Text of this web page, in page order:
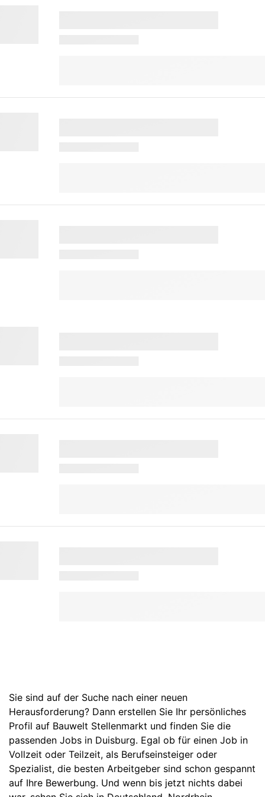
Sie sind auf der Suche nach einer neuen
Herausforderung? Dann erstellen Sie Ihr persönliches
Profil auf Bauwelt Stellenmarkt und finden Sie die
passenden Jobs in Duisburg. Egal ob für einen Job in
Vollzeit oder Teilzeit, als Berufseinsteiger oder
Spezialist, die besten Arbeitgeber sind schon gespannt
auf Ihre Bewerbung. Und wenn bis jetzt nichts dabei